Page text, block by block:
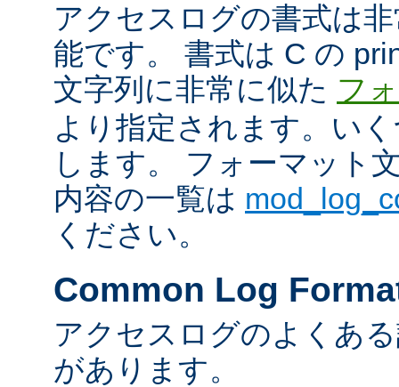
アクセスログの書式は
能です。 書式は C の
文字列に非常に似た フ
より指定されます。い
します。 フォーマット
内容の一覧は
ください。
Common Log
アクセスログのよくあ
があります。